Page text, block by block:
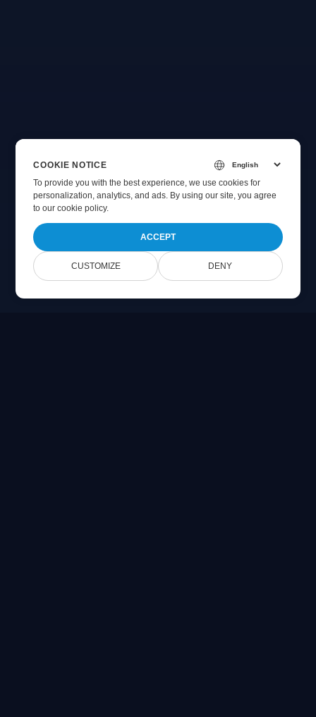
COOKIE NOTICE
To provide you with the best experience, we use cookies for
personalization, analytics, and ads. By using our site, you agree
toour cookie policy.
ACCEPT
CUSTOMIZE DENY